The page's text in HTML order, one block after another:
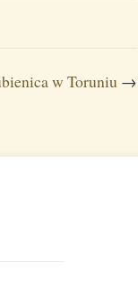
w Toruniu →